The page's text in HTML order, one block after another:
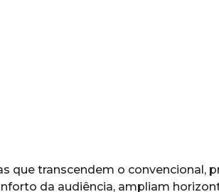
que transcendem o convencional,
da audiência, ampliam